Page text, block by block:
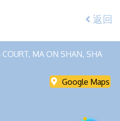
返回
COURT, MA ON SHAN, SHA
Google Maps